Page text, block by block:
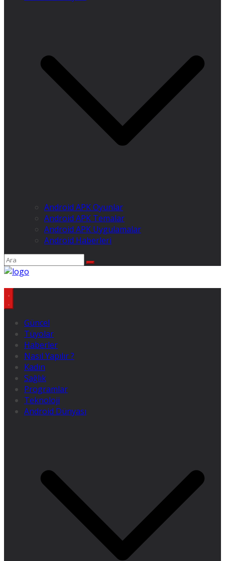
Android APK Oyunlar
Android APK Temalar
Android APK Uygulamalar
Android Haberleri
Güncel
Tüyolar
Haberler
Nasıl Yapılır ?
Kadın
Sağlık
Programlar
Teknoloji
Android Dünyası